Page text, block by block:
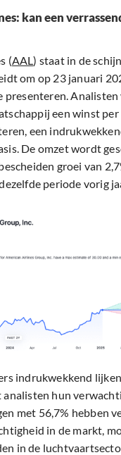
kan een
(AAL) staat in de
om op 23 januari
presenteren.
een winst per
een
De omzet wordt
groei van
periode vorig
indrukwekkend
analisten hun
met 56,7% hebben
in de markt,
in de